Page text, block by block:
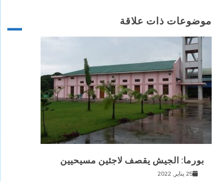
موضوعات ذات علاقة
بورما: الجيش يقصف لاجئين مسيحيين
25 يناير, 2022